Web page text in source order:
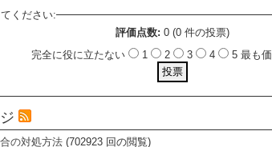
ください:
評価点数: 0 (0 件の投票)
完全に役に立たない
1 2 3 4 5 最も
の対処方法(702923 回の閲覧)